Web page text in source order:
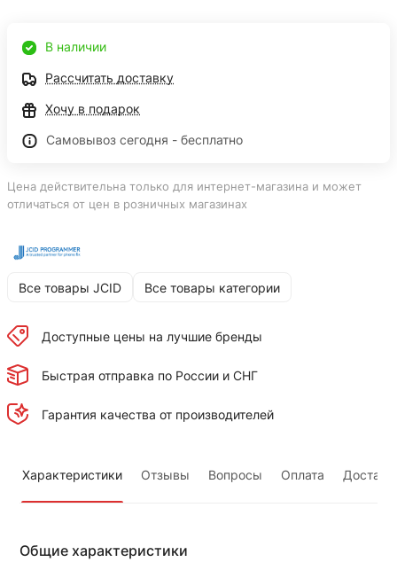
В наличии
Рассчитать доставку
Хочу в подарок
Самовывоз сегодня - бесплатно
Цена действительна только для интернет-магазина и может
отличаться от цен в розничных магазинах
Все товары JCID Все товары категории
Доступные цены на лучшие бренды
Быстрая отправка по России и СНГ
Гарантия качества от производителей
Характеристики Отзывы Вопросы Оплата
Общие характеристики